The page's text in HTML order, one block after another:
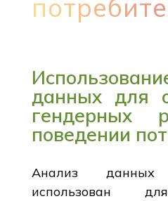
данных для
гендерных
поведении
Анализ
использован